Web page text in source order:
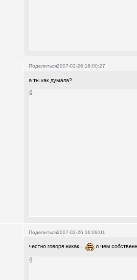
Поделиться2007-02-26 16:00:27
а ты как думала?
0
Поделиться2007-02-26 16:09:01
честно говоря никак... о чем
0